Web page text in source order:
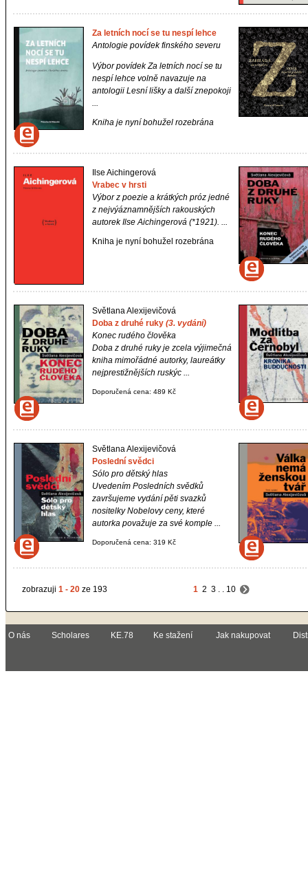
Za letních nocí se tu nespí lehce
Antologie povídek finského severu
Výbor povídekZa letních nocí se tu
nespí lehce volně navazuje na
antologii Lesní lišky a další znepokoji
...
Kniha je nyní bohužel rozebrána
Ilse Aichingerová
Vrabec v hrsti
Výbor z poezie a krátkých próz jedné
z nejvýáznamnějších rakouských
autorek Ilse Aichingerová (*1921). ...
Kniha je nyní bohužel rozebrána
Světlana Alexijevičová
Doba z druhé ruky (3. vydání)
Konec rudého člověka
Doba z druhé rukyje zcela výjimečná
kniha mimořádné autorky, laureátky
nejprestižnějších ruskýc ...
Doporučená cena: 489 Kč
Světlana Alexijevičová
Poslední svědci
Sólo pro dětský hlas
Uvedením Posledních svědků
završujeme vydání pěti svazků
nositelky Nobelovy ceny, které
autorka považuje za své komple ...
Doporučená cena: 319 Kč
zobrazuji 1 - 20 ze 193 1 2 3. . 10
O nás Scholares KE.78 Ke stažení Jak nakupovat